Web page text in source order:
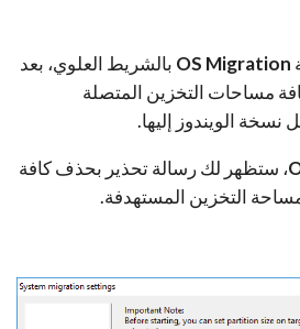
OS Migration بالشريط العلوي، بعد
مساحات التخزين المتصلة
الويندوز إليها.
، ستظهر لك رسالة تحذير بحذف كافة
التخزين المستهدفة.